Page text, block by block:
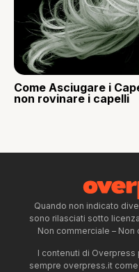
Come Asciugare i
non rovinare i capelli
Quando non indicato
sono rilasciati sotto
Non commerciale – Non
I contenuti di
sempre overpress.it